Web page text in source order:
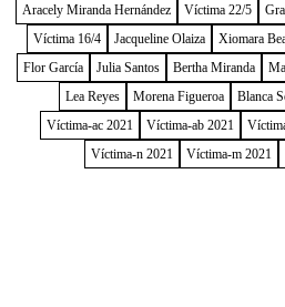
Aracely Miranda Hernández
Víctima 22/5
Víctima 16/4
Jacqueline Olaiza Xiomara
Flor García
Julia Santos Bertha Miranda
Lea Reyes
Morena Figueroa Blanca
Víctima-ac 2021
Víctima-ab 2021
Víctima-n 2021
Víctima-m 2021